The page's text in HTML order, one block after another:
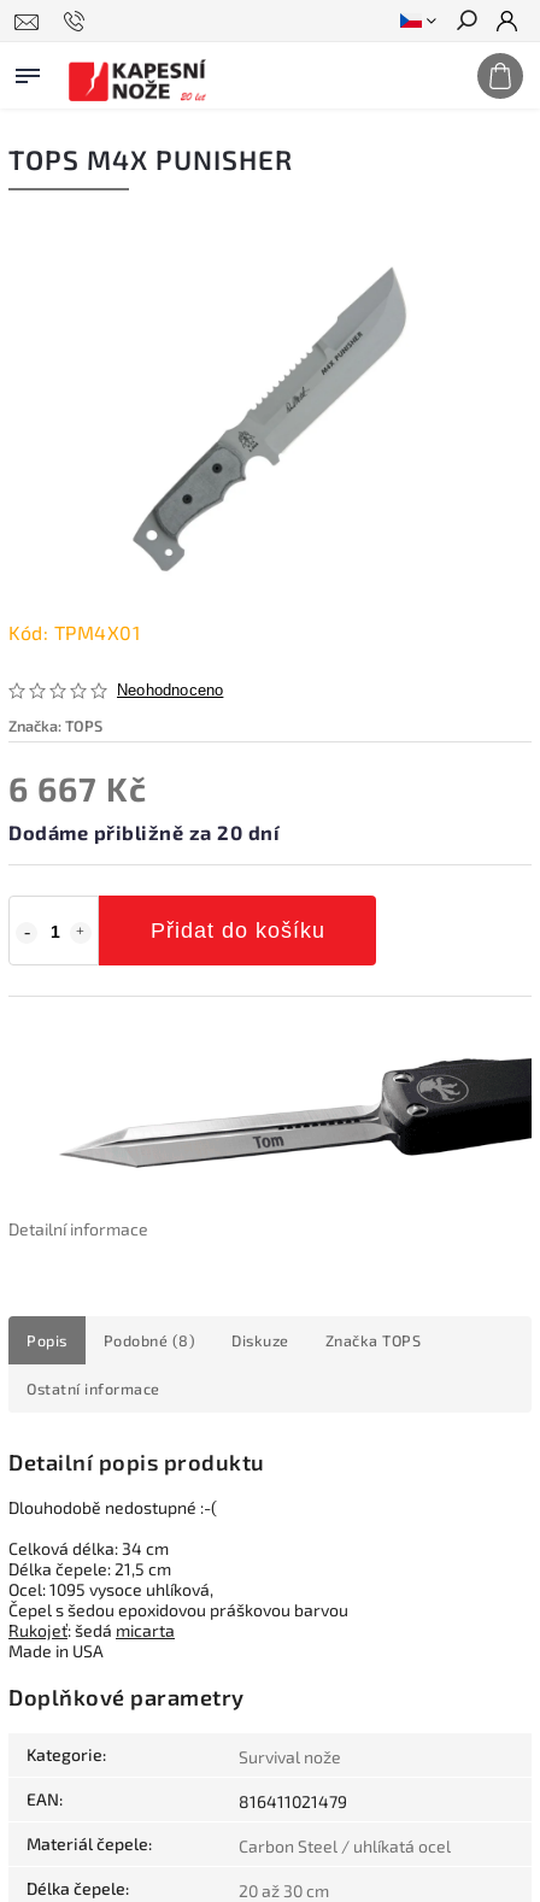
Hledat
TOPS M4X PUNISHER
Kód: TPM4X01
Neohodnoceno
Značka:TOPS
6 667 Kč
Dodáme přibližně za 20 dní
Přidat do košíku
Detailní informace
Popis Podobné (8) Diskuze Značka TOPS
Ostatní informace
Detailní popis produktu
Dlouhodobě nedostupné :-(
Celková délka: 34 cm
Délka čepele: 21,5 cm
Ocel: 1095 vysoce uhlíková,
Čepel s šedou epoxidovou práškovou barvou
Rukojeť: šedá micarta
Made in USA
Doplňkové parametry
Kategorie: Survival nože
EAN: 816411021479
Materiál čepele: Carbon Steel / uhlíkatá ocel
Délka čepele: 20 až 30 cm